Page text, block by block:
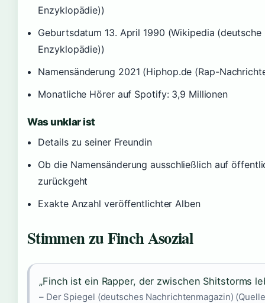
Enzyklopädie))
Geburtsdatum 13. April 1990 (Wikipedia (deutsche
Enzyklopädie))
Namensänderung 2021 (Hiphop.de (Rap-
Monatliche Hörer auf Spotify: 3,9 Millionen
Was unklar ist
Details zu seiner Freundin
Ob die Namensänderung ausschließlich auf
zurückgeht
Exakte Anzahl veröffentlichter Alben
Stimmen zu Finch Asozial
„Finch ist ein Rapper, der zwischen Shitstorms
– Der Spiegel (deutsches Nachrichtenmagazin)